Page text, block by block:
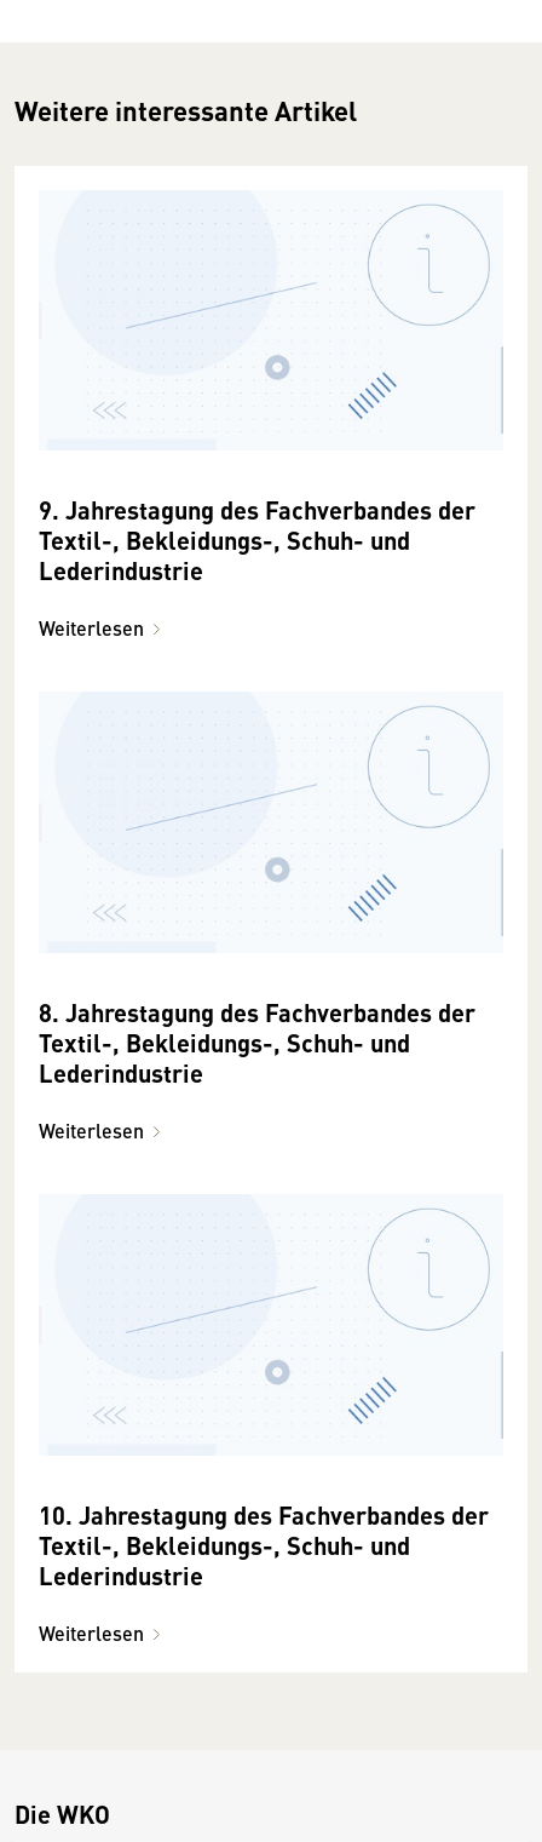
Weitere interessante Artikel
9. Jahrestagung des Fachverbandes der
Textil-, Bekleidungs-, Schuh- und
Lederindustrie
Weiterlesen
8. Jahrestagung des Fachverbandes der
Textil-, Bekleidungs-, Schuh- und
Lederindustrie
Weiterlesen
10. Jahrestagung des Fachverbandes der
Textil-, Bekleidungs-, Schuh- und
Lederindustrie
Weiterlesen
Die WKO